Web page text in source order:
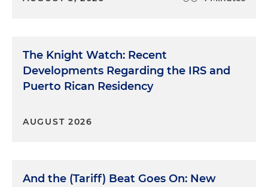
The Knight Watch: Recent
Developments Regarding the IRS and
Puerto Rican Residency
AUGUST 2026
And the (Tariff) Beat Goes On: New